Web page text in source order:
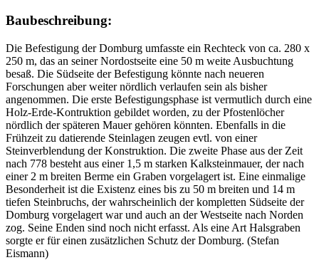
Baubeschreibung:
Die Befestigung der Domburg umfasste ein Rechteck von ca. 280 x
250 m, das an seiner Nordostseite eine 50 m weite Ausbuchtung
besaß. Die Südseite der Befestigung könnte nach neueren
Forschungen aber weiter nördlich verlaufen sein als bisher
angenommen. Die erste Befestigungsphase ist vermutlich durch eine
Holz-Erde-Kontruktion gebildet worden, zu der Pfostenlöcher
nördlich der späteren Mauer gehören könnten. Ebenfalls in die
Frühzeit zu datierende Steinlagen zeugen evtl. von einer
Steinverblendung der Konstruktion. Die zweite Phase aus der Zeit
nach 778 besteht aus einer 1,5 m starken Kalksteinmauer, der nach
einer 2 m breiten Berme ein Graben vorgelagert ist. Eine einmalige
Besonderheit ist die Existenz eines bis zu 50 m breiten und 14 m
tiefen Steinbruchs, der wahrscheinlich der kompletten Südseite der
Domburg vorgelagert war und auch an der Westseite nach Norden
zog. Seine Enden sind noch nicht erfasst. Als eine Art Halsgraben
sorgte er für einen zusätzlichen Schutz der Domburg. (Stefan
Eismann)